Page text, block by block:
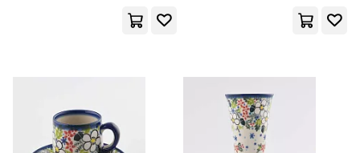
Mariko Murakita(12)